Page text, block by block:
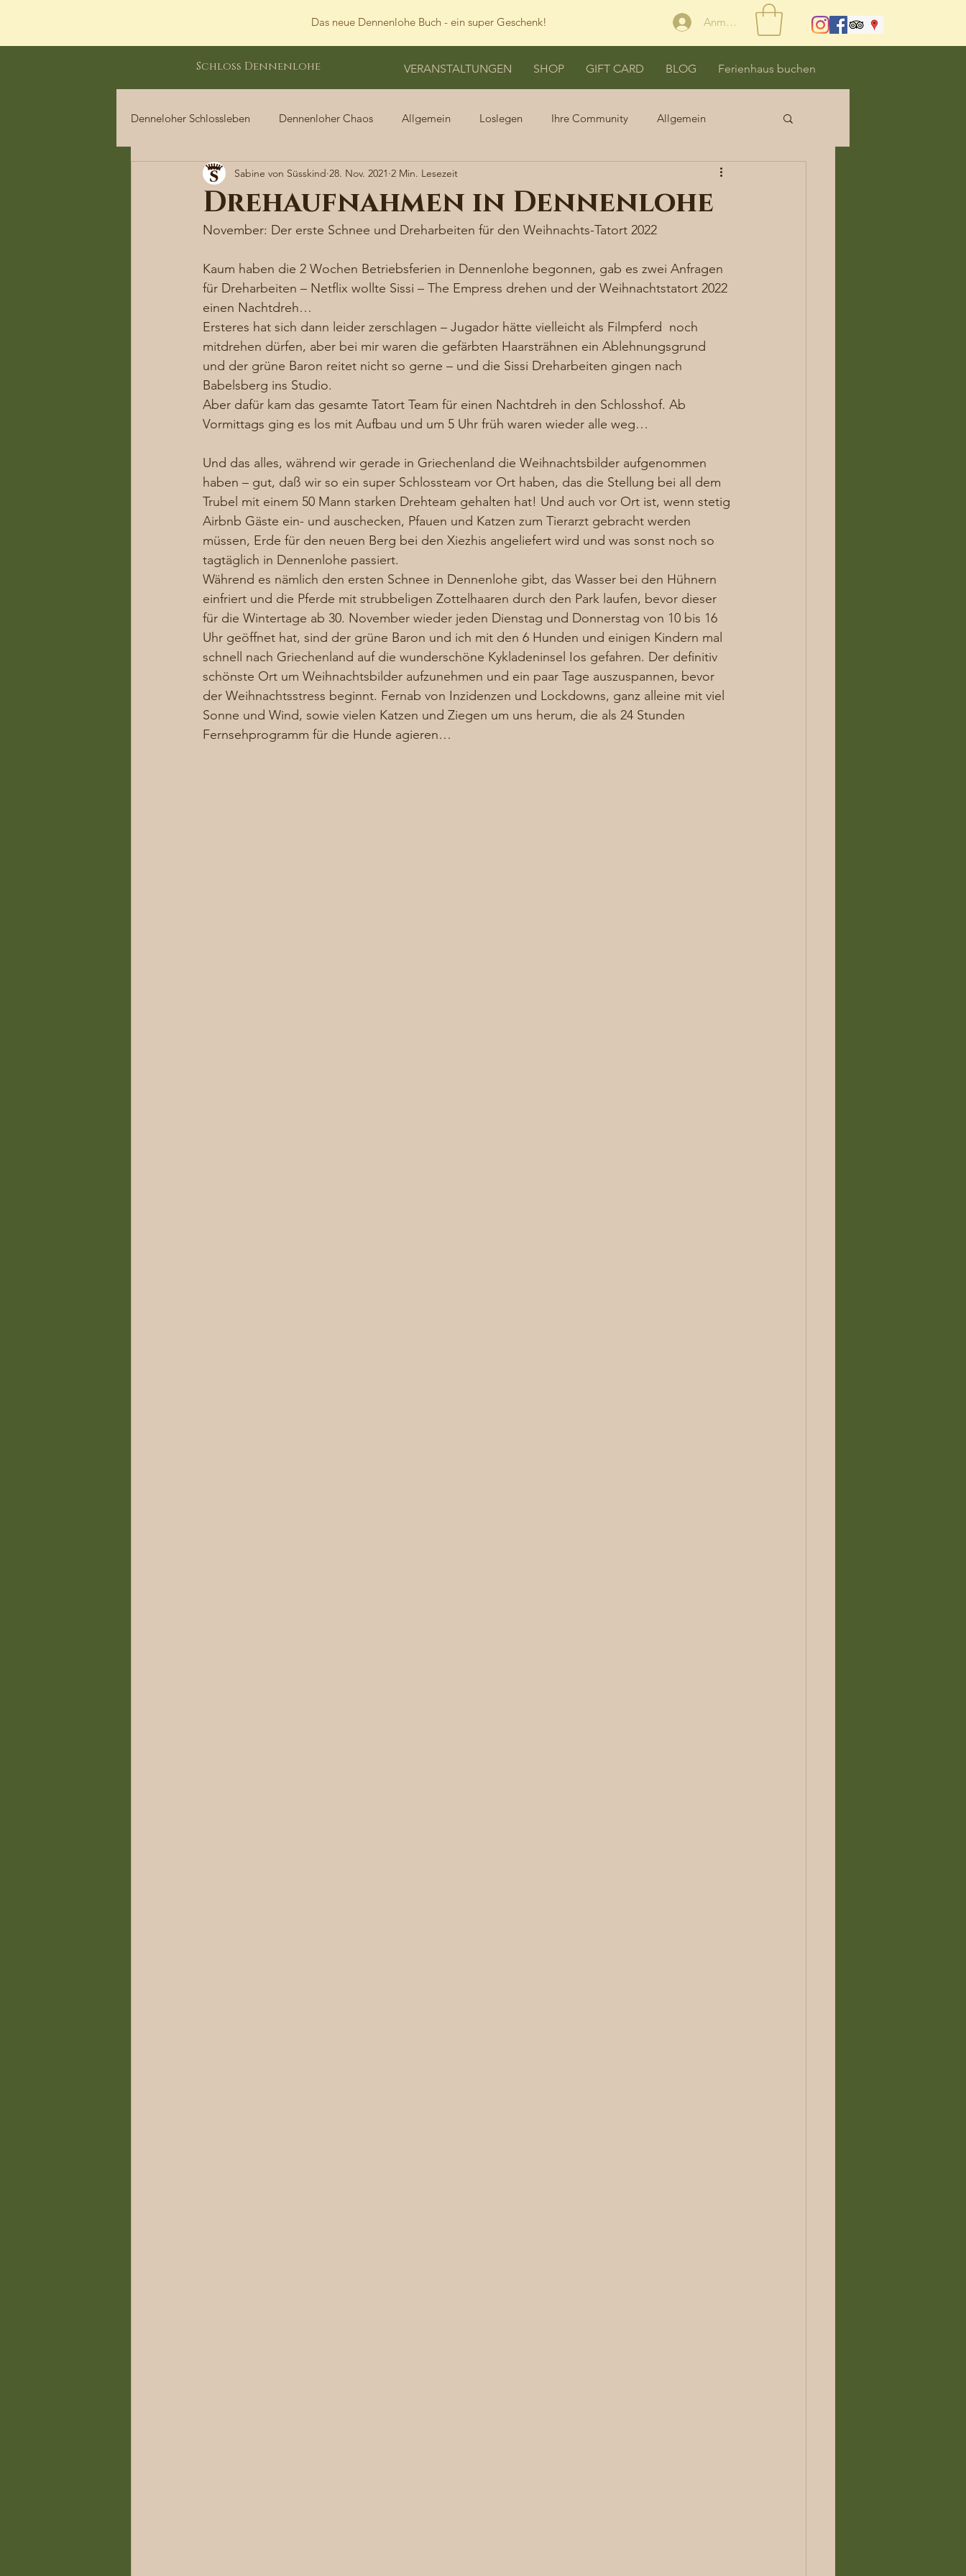
Das neue Dennenlohe Buch - ein super Geschenk! Anmelden
Schloss Dennenlohe VERANSTALTUNGEN SHOP GIFT CARD BLOG Ferienhaus buchen
Denneloher Schlossleben Dennenloher Chaos Allgemein Loslegen Ihre Community Allgemein
Dennenloher Schlossleben
Drehaufnahmen in Dennenlohe
Sabine von Süsskind 28. Nov. 2021 2 Min. Lesezeit
November: Der erste Schnee und Dreharbeiten für den Weihnachts-Tatort 2022
Kaum haben die 2 Wochen Betriebsferien in Dennenlohe begonnen, gab es zwei Anfragen
für Dreharbeiten – Netflix wollte Sissi – The Empress drehen und der Weihnachtstatort 2022
einen Nachtdreh…
Ersteres hat sich dann leider zerschlagen – Jugador hätte vielleicht als Filmpferd  noch
mitdrehen dürfen, aber bei mir waren die gefärbten Haarsträhnen ein Ablehnungsgrund
und der grüne Baron reitet nicht so gerne – und die Sissi Dreharbeiten gingen nach
Babelsberg ins Studio.
Aber dafür kam das gesamte Tatort Team für einen Nachtdreh in den Schlosshof. Ab
Vormittags ging es los mit Aufbau und um 5 Uhr früh waren wieder alle weg…
Und das alles, während wir gerade in Griechenland die Weihnachtsbilder aufgenommen
haben – gut, daß wir so ein super Schlossteam vor Ort haben, das die Stellung bei all dem
Trubel mit einem 50 Mann starken Drehteam gehalten hat! Und auch vor Ort ist, wenn stetig
Airbnb Gäste ein- und auschecken, Pfauen und Katzen zum Tierarzt gebracht werden
müssen, Erde für den neuen Berg bei den Xiezhis angeliefert wird und was sonst noch so
tagtäglich in Dennenlohe passiert.
Während es nämlich den ersten Schnee in Dennenlohe gibt, das Wasser bei den Hühnern
einfriert und die Pferde mit strubbeligen Zottelhaaren durch den Park laufen, bevor dieser
für die Wintertage ab 30. November wieder jeden Dienstag und Donnerstag von 10 bis 16
Uhr geöffnet hat, sind der grüne Baron und ich mit den 6 Hunden und einigen Kindern mal
schnell nach Griechenland auf die wunderschöne Kykladeninsel Ios gefahren. Der definitiv
schönste Ort um Weihnachtsbilder aufzunehmen und ein paar Tage auszuspannen, bevor
der Weihnachtsstress beginnt. Fernab von Inzidenzen und Lockdowns, ganz alleine mit viel
Sonne und Wind, sowie vielen Katzen und Ziegen um uns herum, die als 24 Stunden
Fernsehprogramm für die Hunde agieren…